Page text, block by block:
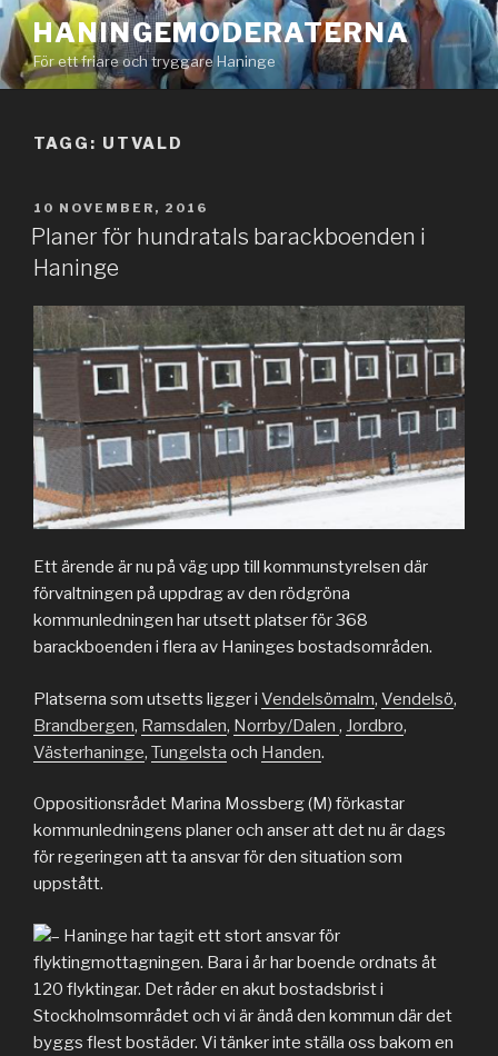
Hoppa
till
innehåll
HANINGEMODERATERNA
För ett friare och tryggare Haninge
TAGG: UTVALD
PUBLICERAT
10 NOVEMBER, 2016
Planer för hundratals barackboenden i
Haninge
Ett ärende är nu på väg upp till kommunstyrelsen där
förvaltningen på uppdrag av den rödgröna
kommunledningen har utsett platser för 368
barackboenden i flera av Haninges bostadsområden.
Platserna som utsetts ligger i Vendelsömalm, Vendelsö,
Brandbergen, Ramsdalen, Norrby/Dalen , Jordbro,
Västerhaninge, Tungelsta och Handen.
Oppositionsrådet Marina Mossberg (M) förkastar
kommunledningens planer och anser att det nu är dags
för regeringen att ta ansvar för den situation som
uppstått.
– Haninge har tagit ett stort ansvar för
flyktingmottagningen. Bara i år har boende ordnats åt
120 flyktingar. Det råder en akut bostadsbrist i
Stockholmsområdet och vi är ändå den kommun där det
byggs flest bostäder. Vi tänker inte ställa oss bakom en